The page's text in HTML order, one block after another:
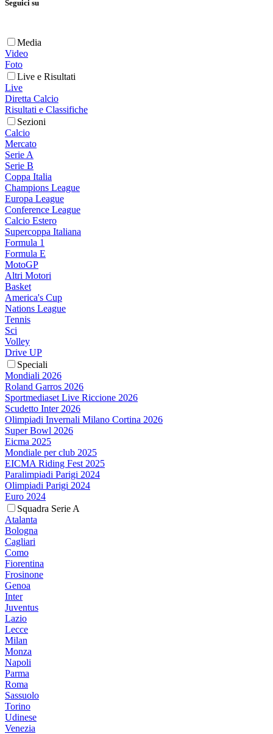
Seguici su
Media
Video
Foto
Live e Risultati
Live
Diretta Calcio
Risultati e Classifiche
Sezioni
Calcio
Mercato
Serie A
Serie B
Coppa Italia
Champions League
Europa League
Conference League
Calcio Estero
Supercoppa Italiana
Formula 1
Formula E
MotoGP
Altri Motori
Basket
America's Cup
Nations League
Tennis
Sci
Volley
Drive UP
Speciali
Mondiali 2026
Roland Garros 2026
Sportmediaset Live Riccione 2026
Scudetto Inter 2026
Olimpiadi Invernali Milano Cortina 2026
Super Bowl 2026
Eicma 2025
Mondiale per club 2025
EICMA Riding Fest 2025
Paralimpiadi Parigi 2024
Olimpiadi Parigi 2024
Euro 2024
Squadra Serie A
Atalanta
Bologna
Cagliari
Como
Fiorentina
Frosinone
Genoa
Inter
Juventus
Lazio
Lecce
Milan
Monza
Napoli
Parma
Roma
Sassuolo
Torino
Udinese
Venezia